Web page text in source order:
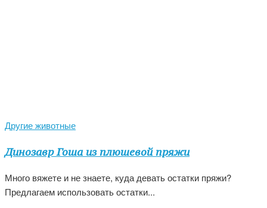
Другие животные
Динозавр Гоша из плюшевой пряжи
Много вяжете и не знаете, куда девать остатки пряжи?
Предлагаем использовать остатки...